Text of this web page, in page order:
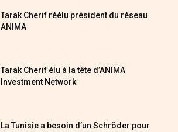
Tarak Cherif réélu président du réseau
ANIMA
Tarak Cherif élu à la tête d’ANIMA
Investment Network
La Tunisie a besoin d’un Schröder pour